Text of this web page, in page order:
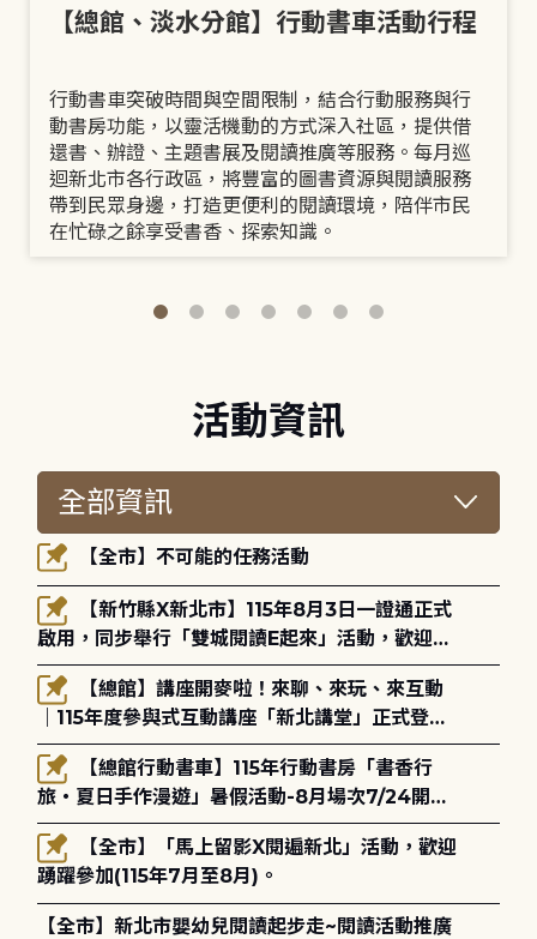
【總館、淡水分館】行動書車活動行程
行動書車突破時間與空間限制，結合行動服務與行
動書房功能，以靈活機動的方式深入社區，提供借
還書、辦證、主題書展及閱讀推廣等服務。每月巡
迴新北市各行政區，將豐富的圖書資源與閱讀服務
帶到民眾身邊，打造更便利的閱讀環境，陪伴市民
在忙碌之餘享受書香、探索知識。
活動資訊
【全市】不可能的任務活動
啟用，同步舉行「雙城閱讀E起來」活動，歡迎踴
躍參加(115年8月3日至10月4日)。
｜115年度參與式互動講座「新北講堂」正式登
場！
旅・夏日手作漫遊」暑假活動-8月場次7/24開始
報名
踴躍參加(115年7月至8月)。
【全市】新北市嬰幼兒閱讀起步走~閱讀活動推廣